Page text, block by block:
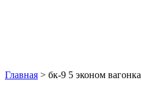
Главная > бк-9 5 эконом вагонка